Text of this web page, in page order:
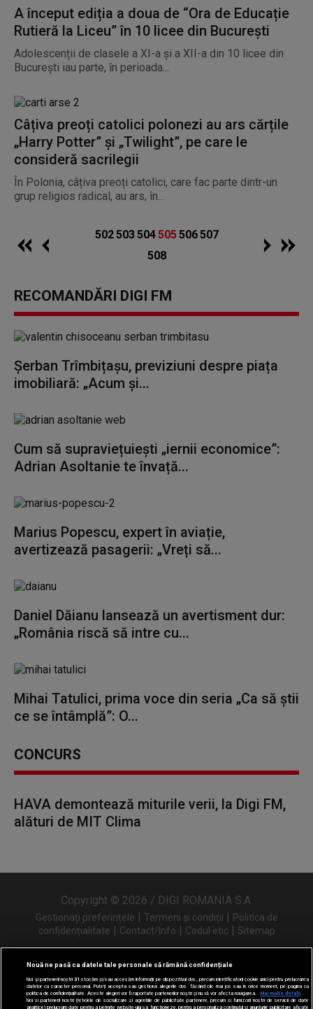
A început ediția a doua de “Ora de Educație
Rutieră la Liceu” în 10 licee din București
Adolescenții de clasele a XI-a și a XII-a din 10 licee din
București iau parte, în perioada...
Câțiva preoți catolici polonezi au ars cărțile
„Harry Potter” și „Twilight”, pe care le
consideră sacrilegii
În Polonia, câțiva preoți catolici, care fac parte dintr-un
grup religios radical, au ars, în...
502503504505 506507
508
RECOMANDĂRI DIGI FM
Șerban Trîmbițașu, previziuni despre piața
imobiliară: „Acum și...
Cum să supraviețuiești „iernii economice”:
Adrian Asoltanie te învață...
Marius Popescu, expert în aviație,
avertizează pasagerii: „Vreți să...
Daniel Dăianu lansează un avertisment dur:
„România riscă să intre cu...
Mihai Tatulici, prima voce din seria „Ca să știi
ce se întâmplă”: O...
CONCURS
HAVA demontează miturile verii, la Digi FM,
alături de MIT Clima
Copyright © 2026 / DIGI ROMANIA S.A.
Gestionați preferințele | Termeni și condiții | Politica de
confidențialitate | Contact/Info | Codul etic | Sitemap
Urmărește-ne și pe
Nouă ne pasă ca datele tale personale să rămână confidențiale
Noi și partenerii noștri31 stocăm și/sau accesăm informații pe dispozitivul dvs., precum identificatorii cookie unici pentru prelucrarea
datelor cu caracter personal. Puteți accepta sau gestiona alegerile dvs. făcând clic mai jos sau în orice moment, pe pagina cu
politica de confidențialitate. Aceste alegeri vor fi raportate partenerilor noștri și nu vă vor afecta navigarea.
Mai multe detalii
Noi si partenerii nostri (retelele de socializare si agentiile de publicitate partenere, precum si furnizorii nostri de servicii de date
analitice) prelucram date pentru a permite website-ului sa functioneze, pentru a personaliza continutul si anunturile publicitare afisate